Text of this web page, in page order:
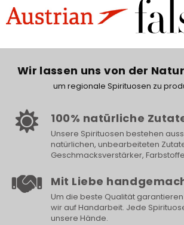
Wir lassen uns von der
um regionale Spirituosen zu
100% natürliche
Unsere Spirituosen bestehen
natürlichen, unbearbeiteten
Geschmacksverstärker,
Mit Liebe
Um die beste Qualität
wir auf Handarbeit. Jede
unsere Hände.